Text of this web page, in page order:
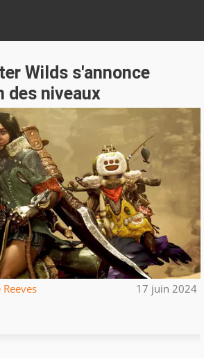
Wilds s'annonce
des niveaux
17 juin 2024